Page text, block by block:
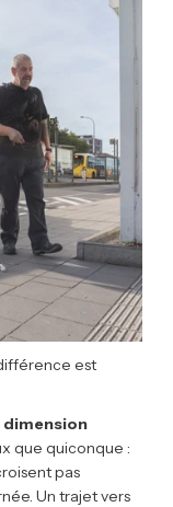
est
dimension
que quiconque :
pas
Un trajet vers